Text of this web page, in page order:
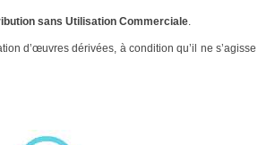
sans Utilisation Commerciale.
d’œuvres dérivées, à condition qu’il ne